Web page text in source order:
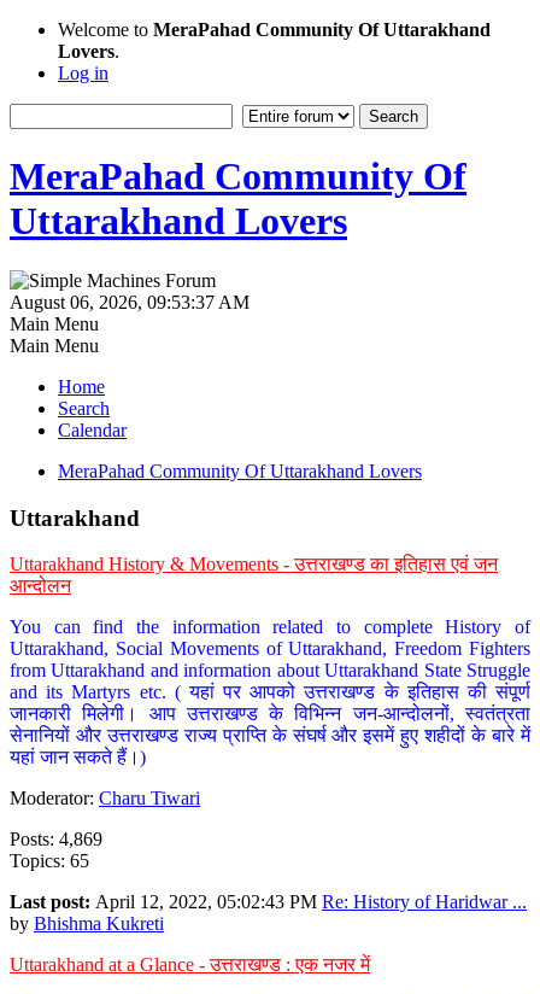
Welcome to MeraPahad Community Of Uttarakhand
Lovers.
Log in
MeraPahad Community Of
Uttarakhand Lovers
August 06, 2026, 09:53:37 AM
Main Menu
Main Menu
Home
Search
Calendar
MeraPahad Community Of Uttarakhand Lovers
Uttarakhand
Uttarakhand History & Movements - उत्तराखण्ड का इतिहास एवं जन
आन्दोलन
You can find the information related to complete History of
Uttarakhand, Social Movements of Uttarakhand, Freedom Fighters
from Uttarakhand and information about Uttarakhand State Struggle
and its Martyrs etc. ( यहां पर आपको उत्तराखण्ड के इतिहास की संपूर्ण
जानकारी मिलेगी। आप उत्तराखण्ड के विभिन्न जन-आन्दोलनों, स्वतंत्रता
सेनानियों और उत्तराखण्ड राज्य प्राप्ति के संघर्ष और इसमें हुए शहीदों के बारे में
यहां जान सकते हैं।)
Moderator: Charu Tiwari
Posts: 4,869
Topics: 65
Last post: April 12, 2022, 05:02:43 PM Re: History of Haridwar ...
by Bhishma Kukreti
Uttarakhand at a Glance - उत्तराखण्ड : एक नजर में